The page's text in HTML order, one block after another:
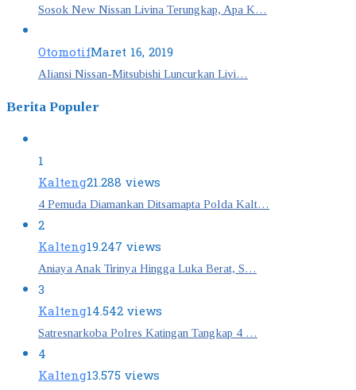
Sosok New Nissan Livina Terungkap, Apa K…
OtomotifMaret 16, 2019
Aliansi Nissan-Mitsubishi Luncurkan Livi…
Berita Populer
1
Kalteng21.288 views
4 Pemuda Diamankan Ditsamapta Polda Kalt…
2
Kalteng19.247 views
Aniaya Anak Tirinya Hingga Luka Berat, S…
3
Kalteng14.542 views
Satresnarkoba Polres Katingan Tangkap 4 …
4
Kalteng13.575 views